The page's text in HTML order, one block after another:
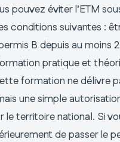
pouvez éviter l’ETM
conditions suivantes :
B depuis au moins
pratique et
formation ne délivre
une simple
le territoire national. Si
de passer le